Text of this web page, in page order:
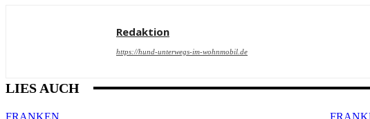
Redaktion
https://hund-unterwegs-im-wohnmobil.de
LIES AUCH